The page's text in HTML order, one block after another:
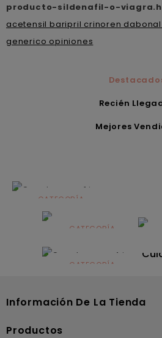
producto-sildenafil-o-
acetensil baripril crinoren
generico opiniones
Recién
Mejores
CATEGORÍA
Alimentación
infantilCATEGORÍA
Dermocosmética
CATEGORÍA
Información De La Tienda
Productos